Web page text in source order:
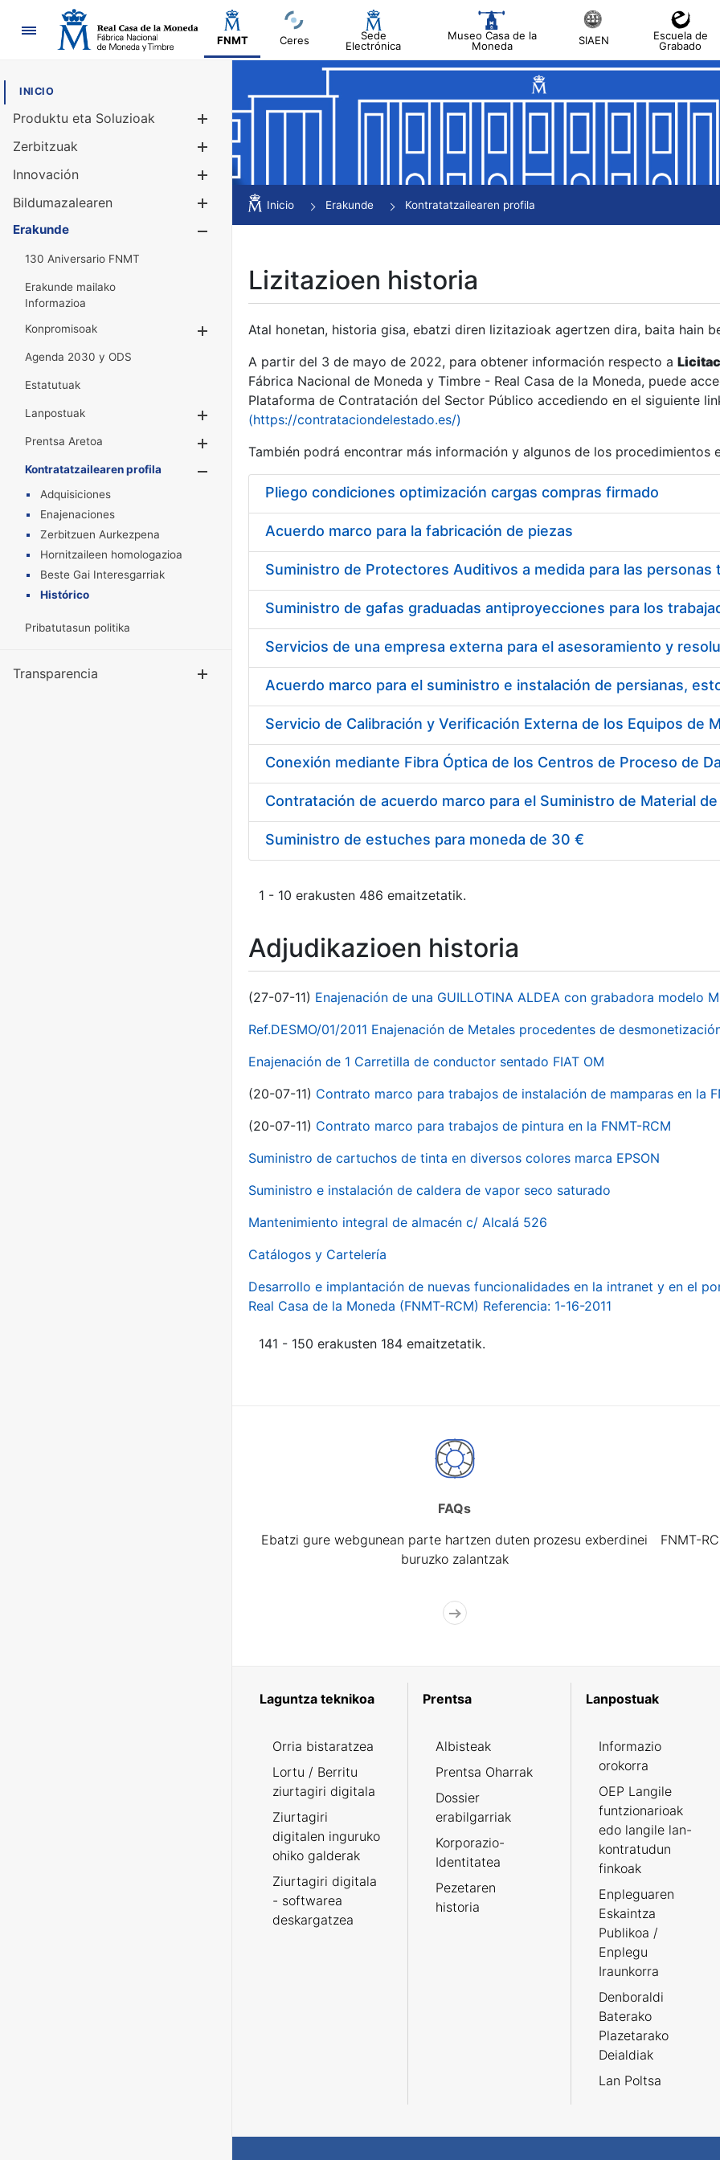
Nabigazioa
FNMT Ceres
Sede
Electrónica
Museo Casa de la
Moneda
SIAEN
Escuela de
Grabado
INICIO
Produktu eta Soluzioak
Erakutsi/Ezkutatu
Zerbitzuak
Innovación
Bildumazalearen
Erakutsi/Ezkutatu
Erakunde
130 Aniversario FNMT
Erakunde mailako
Informazioa
Konpromisoak
Erakutsi/Ezkutatu
Agenda 2030 y ODS
Estatutuak
Lanpostuak
Erakutsi/Ezkutatu
Prentsa Aretoa
Erakutsi/Ezkutatu
Kontratatzailearen profila
Erakutsi/Ezkutatu
Adquisiciones
Enajenaciones
Zerbitzuen Aurkezpena
Hornitzaileen homologazioa
Beste Gai Interesgarriak
Histórico
Pribatutasun politika
Transparencia Erakutsi/Ezkutatu
Inicio Erakunde Kontratatzailearen profila
Lizitazioen historia
Atal honetan, historia gisa, ebatzi diren lizitazioak agertzen dira, baita hain
A partir del 3 de mayo de 2022, para obtener información respecto a
Fábrica Nacional de Moneda y Timbre - Real Casa de la Moneda, puede
Plataforma de Contratación del Sector Público accediendo en el siguiente
(https://contrataciondelestado.es/)
También podrá encontrar más información y algunos de los procedimientos
Pliego condiciones optimización cargas compras firmado
Acuerdo marco para la fabricación de piezas
Acuerdo marco para el suministro e instalación de persianas,
Suministro de estuches para moneda de 30 €
1 - 10 erakusten 486 emaitzetatik.
Adjudikazioen historia
(27-07-11) Enajenación de una GUILLOTINA ALDEA con grabadora modelo
Ref.DESMO/01/2011 Enajenación de Metales procedentes de
Enajenación de 1 Carretilla de conductor sentado FIAT OM
(20-07-11) Contrato marco para trabajos de instalación de mamparas en la
(20-07-11) Contrato marco para trabajos de pintura en la FNMT-RCM
Suministro de cartuchos de tinta en diversos colores marca EPSON
Suministro e instalación de caldera de vapor seco saturado
Mantenimiento integral de almacén c/ Alcalá 526
Catálogos y Cartelería
Desarrollo e implantación de nuevas funcionalidades en la intranet y en el
Real Casa de la Moneda (FNMT-RCM) Referencia: 1-16-2011
141 - 150 erakusten 184 emaitzetatik.
FAQs
Ebatzi gure webgunean parte hartzen duten prozesu exberdinei
buruzko zalantzak
FNMT-
Laguntza teknikoa
Orria bistaratzea
Lortu / Berritu
ziurtagiri digitala
Ziurtagiri
digitalen inguruko
ohiko galderak
Ziurtagiri digitala
- softwarea
deskargatzea
Prentsa
Albisteak
Prentsa Oharrak
Dossier
erabilgarriak
Korporazio-
Identitatea
Pezetaren
historia
Lanpostuak
Informazio
orokorra
OEP Langile
funtzionarioak
edo langile lan-
kontratudun
finkoak
Enpleguaren
Eskaintza
Publikoa /
Enplegu
Iraunkorra
Denboraldi
Baterako
Plazetarako
Deialdiak
Lan Poltsa